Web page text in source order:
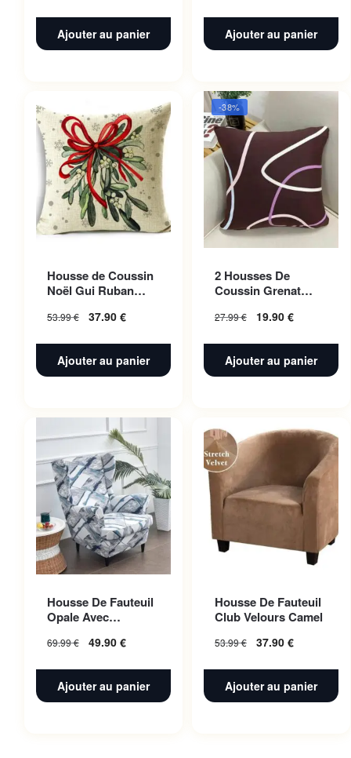
Ajouter au panier Ajouter au panier
Housse de Coussin
Noël Gui Ruban
53.99€ 37.90 €
Ajouter au panier
-38%
2 Housses De
Coussin Grenat
45 X 45 Cm
27.99€ 19.90 €
Ajouter au panier
Housse De Fauteuil
Opale Avec
Extensible |
69.99€ 49.90 €
Ajouter au panier
Housse De Fauteuil
Club Velours Camel
53.99€ 37.90 €
Ajouter au panier